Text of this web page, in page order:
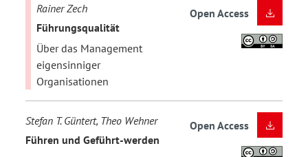
Rainer Zech
Führungsqualität
Über das Management
eigensinniger
Organisationen
Open Access
Stefan T. Güntert, Theo Wehner
Führen und Geführt-werden
Open Access